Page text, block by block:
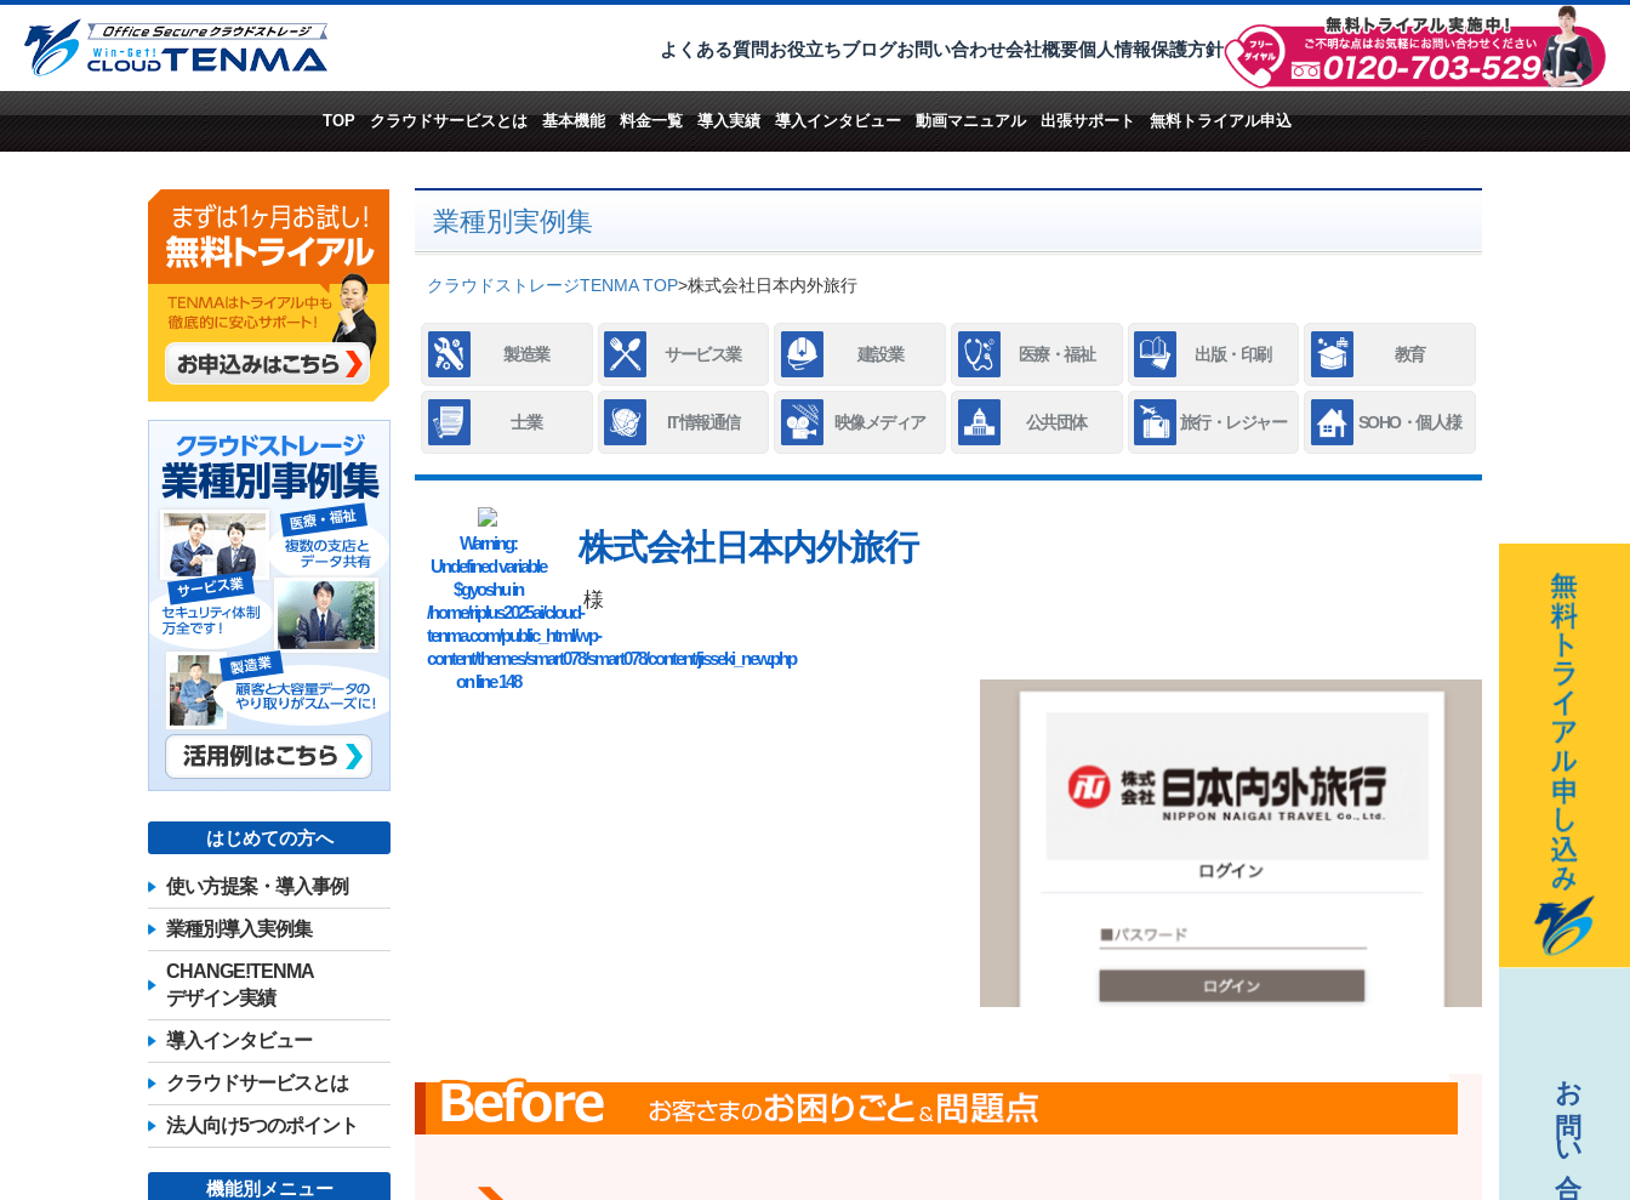
よくある質問お役立ちブログお問い合わせ会社概要個人情報保護方針
TOP クラウドサービスとは 基本機能 料金一覧 導入実績 導入インタビュー 動画マニュアル 出張サポート 無料トライアル申込
業種別実例集
クラウドストレージTENMA TOP>株式会社日本内外旅行
製造業 サービス業 建設業 医療・福祉 出版・印刷 教育
士業 IT情報通信 映像メディア 公共団体 旅行・レジャー SOHO・個人様
Warning:
Undefined variable
$gyoshu in
/home/riplus2025ai/cloud-
tenma.com/public_html/wp-
content/themes/smart078/smart078/content/jisseki_new.php
on line148
株式会社日本内外旅行
様
はじめての方へ
使い方提案・導入事例
業種別導入実例集
CHANGE!TENMA
デザイン実績
導入インタビュー
クラウドサービスとは
法人向け5つのポイント
機能別メニュー